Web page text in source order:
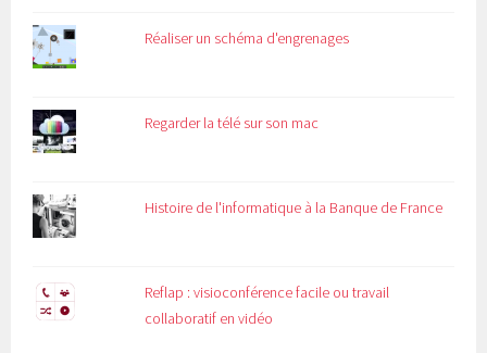
Réaliser un schéma d'engrenages
Regarder la télé sur son mac
Histoire de l'informatique à la Banque de France
Reflap : visioconférence facile ou travail
collaboratif en vidéo